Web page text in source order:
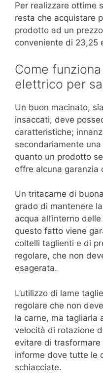
Per realizzare ottime
resta che acquistare
prodotto ad un
conveniente di 23,25
Come
elettrico per
Un buon macinato,
insaccati, deve
caratteristiche;
secondariamente
quanto un prodotto
offre alcuna garanzia
Un tritacarne di
grado di mantenere
acqua all’interno
questo fatto viene
coltelli taglienti e di
regolare, che non
esagerata.
L’utilizzo di lame
regolare che non
la carne, ma tagliarla
velocità di rotazione
evitare di
informe dove tutte le
schiacciate.